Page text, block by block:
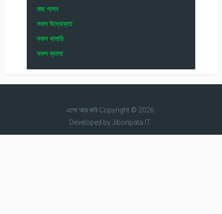
মাছ পালন
সফল উদ্যোক্তা
সফল খামারি
সফল ব্যবসা
এসো আয় করিCopyright © 2026.
Developed byJibonpata IT